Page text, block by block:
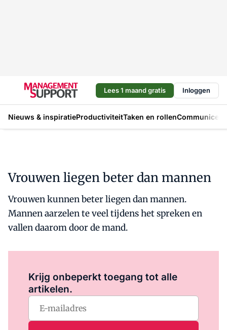
Lees 1 maand gratis Inloggen
Nieuws & inspiratieProductiviteitTaken en rollen
Vrouwen liegen beter dan mannen
Vrouwen kunnen beter liegen dan mannen.
Mannen aarzelen te veel tijdens het spreken en
vallen daarom door de mand.
Krijg onbeperkt toegang tot alle
artikelen.